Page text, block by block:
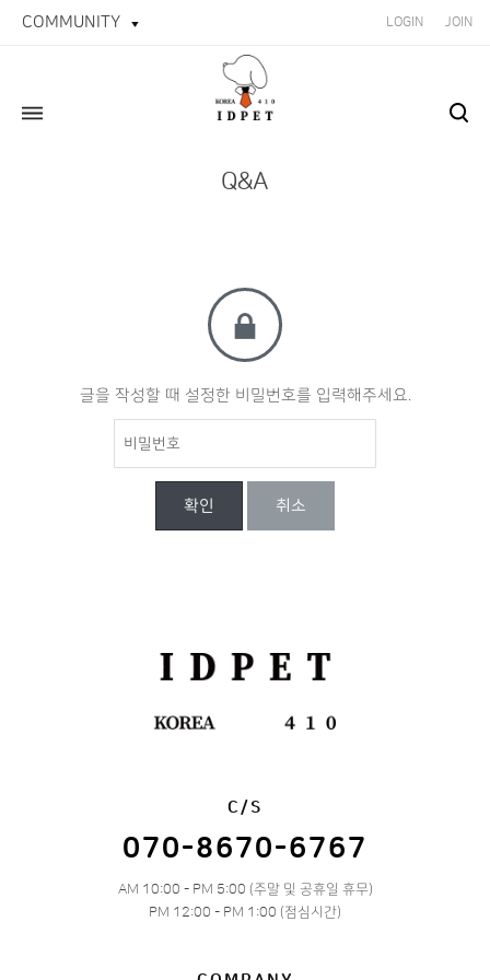
COMMUNITY LOGIN JOIN
Q&A
글을 작성할 때 설정한 비밀번호를 입력해주세요.
확인 취소
C/S
070-8670-6767
AM 10:00 - PM 5:00 (주말 및 공휴일 휴무)
PM 12:00 - PM 1:00 (점심시간)